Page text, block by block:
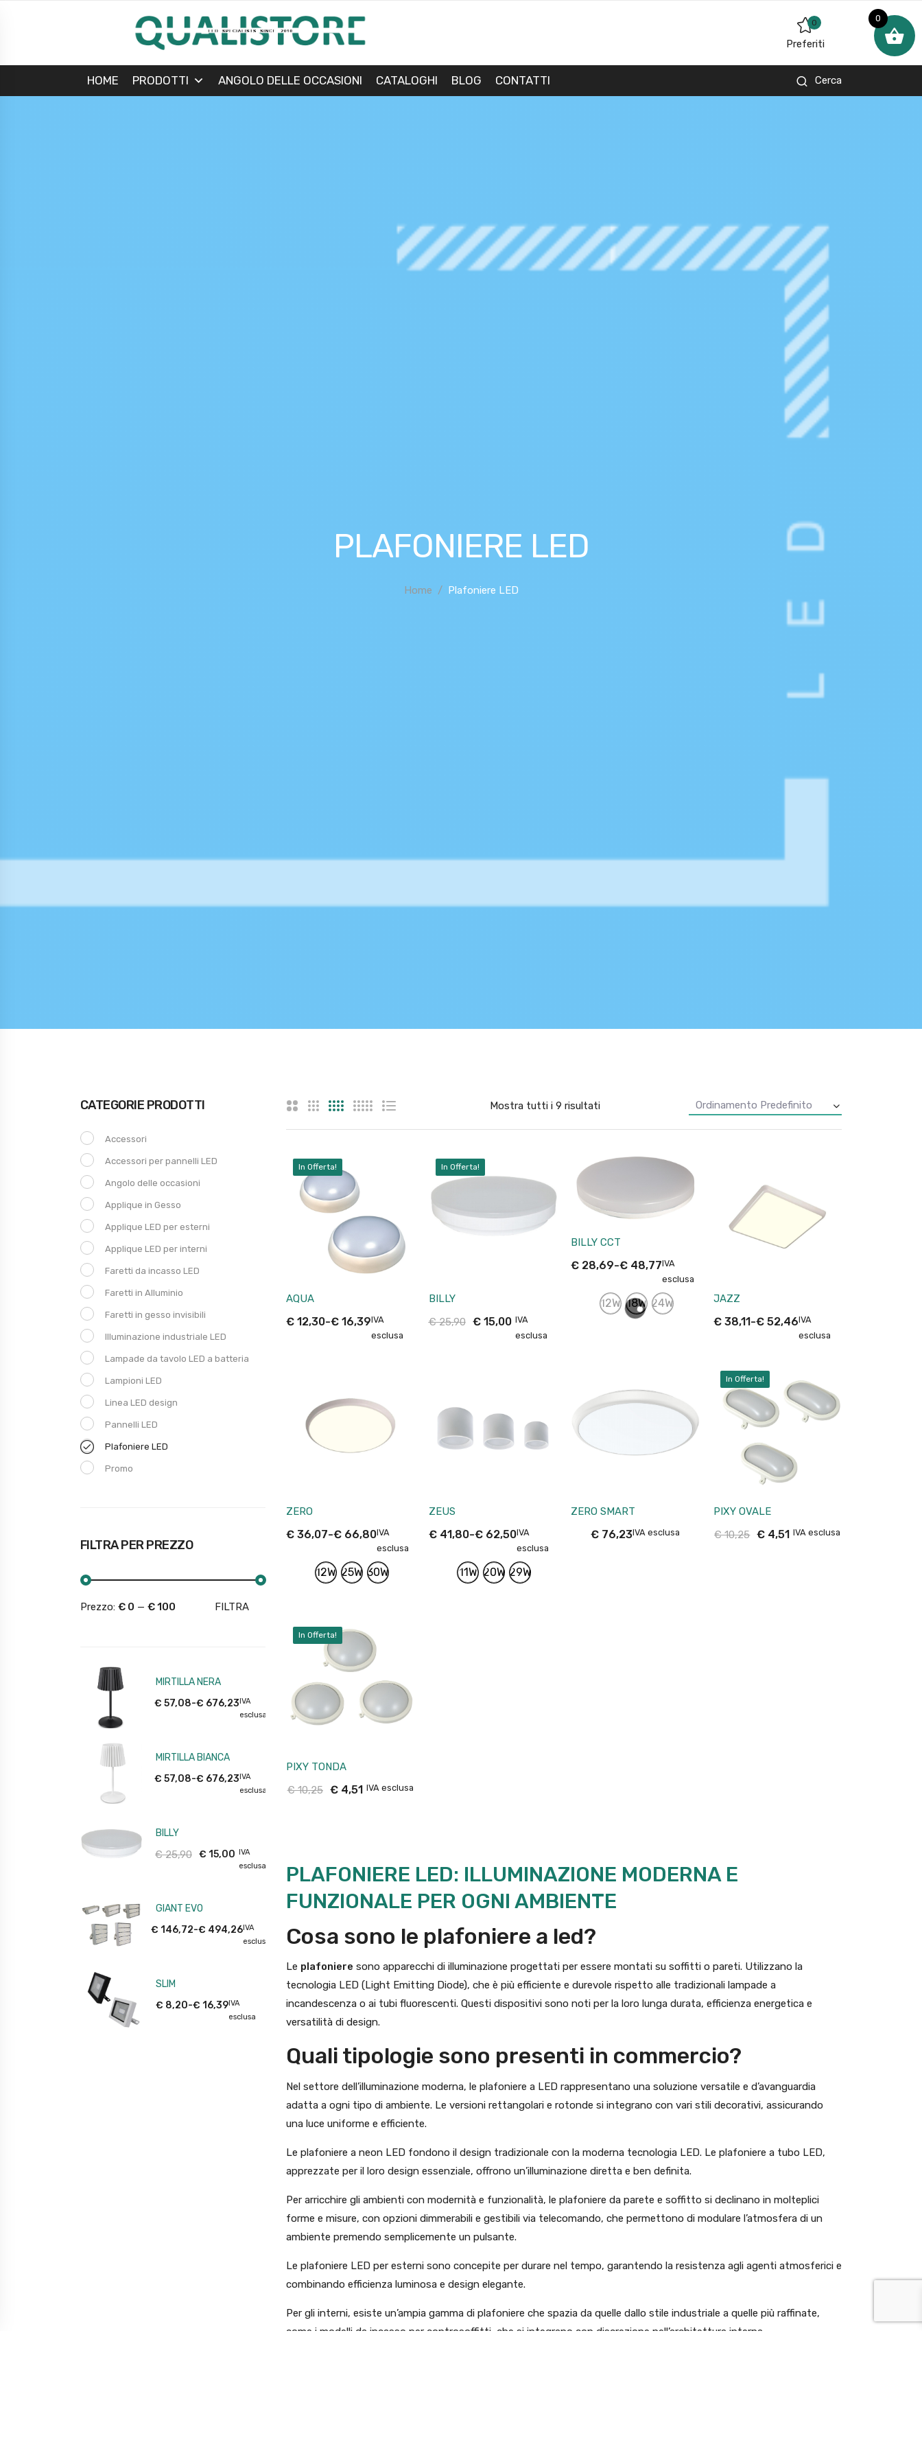
0
Preferiti
HOME PRODOTTI ANGOLO DELLE OCCASIONI CATALOGHI BLOG CONTATTI Cerca
PLAFONIERE LED
Home Plafoniere LED
Mostra tutti i 9 risultati
In Offerta!
AQUA
€ 12,30-€ 16,39IVA
esclusa
In Offerta!
BILLY
€25,90 €15,00 IVA
esclusa
BILLY CCT
€ 28,69-€ 48,77IVA
esclusa
12W 18W 24W JAZZ
€38,11 -€52,46IVA
esclusa
ZERO
€ 36,07-€ 66,80IVA
esclusa
12W 25W 30W
ZEUS
€41,80-€62,50IVA
esclusa
11W 20W 29W
ZERO SMART
€76,23IVA esclusa
In Offerta!
PIXY OVALE
€10,25 € 4,51 IVA esclusa
In Offerta!
PIXY TONDA
€10,25 €4,51 IVA esclusa
PLAFONIERE LED: ILLUMINAZIONE MODERNA E
FUNZIONALE PER OGNI AMBIENTE
Cosa sono le plafoniere a led?
Le plafoniere sono apparecchi di illuminazione progettati per essere montati su soffitti o pareti. Utilizzano la
tecnologia LED (Light Emitting Diode), che è più efficiente e durevole rispetto alle tradizionali lampade a
incandescenza o ai tubi fluorescenti. Questi dispositivi sono noti per la loro lunga durata, efficienza energetica e
versatilità di design.
Quali tipologie sono presenti in commercio?
Nel settore dell’illuminazione moderna, le plafoniere a LED rappresentano una soluzione versatile e d’avanguardia
adatta a ogni tipo di ambiente. Le versioni rettangolari e rotonde si integrano con vari stili decorativi, assicurando
una luce uniforme e efficiente.
Le plafoniere a neon LED fondono il design tradizionale con la moderna tecnologia LED. Le plafoniere a tubo LED,
apprezzate per il loro design essenziale, offrono un’illuminazione diretta e ben definita.
Per arricchire gli ambienti con modernità e funzionalità, le plafoniere da parete e soffitto si declinano in molteplici
forme e misure, con opzioni dimmerabili e gestibili via telecomando, che permettono di modulare l’atmosfera di un
ambiente premendo semplicemente un pulsante.
Le plafoniere LED per esterni sono concepite per durare nel tempo, garantendo la resistenza agli agenti atmosferici e
combinando efficienza luminosa e design elegante.
Per gli interni, esiste un’ampia gamma di plafoniere che spazia da quelle dallo stile industriale a quelle più raffinate,
come i modelli da incasso per controsoffitti, che si integrano con discrezione nell’architettura interna.
CATEGORIE PRODOTTI
Accessori
Accessori per pannelli LED
Angolo delle occasioni
Applique in Gesso
Applique LED per esterni
Applique LED per interni
Faretti da incasso LED
Faretti in Alluminio
Faretti in gesso invisibili
Illuminazione industriale LED
Lampade da tavolo LED a batteria
Lampioni LED
Linea LED design
Pannelli LED
Plafoniere LED
Promo
FILTRA PER PREZZO
FILTRA
Prezzo: € 0 — € 100
MIRTILLA NERA
€ 57,08-€ 676,23IVA
esclusa
MIRTILLA BIANCA
€ 57,08-€ 676,23IVA
esclusa
BILLY
€25,90 € 15,00 IVA
esclusa
GIANT EVO
€ 146,72-€ 494,26IVA
esclusa
SLIM
€ 8,20-€ 16,39IVA
esclusa
0